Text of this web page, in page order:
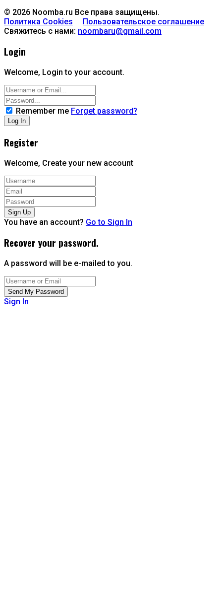
© 2026 Noomba.ru Все права защищены.
Политика Cookies
Пользовательское соглашение
Свяжитесь с нами: noombaru@gmail.com
Login
Welcome, Login to your account.
Remember me Forget password?
Register
Welcome, Create your new account
You have an account? Go to Sign In
Recover your password.
A password will be e-mailed to you.
Sign In